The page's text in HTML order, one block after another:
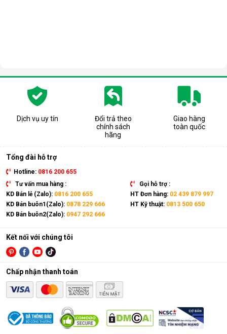
Dịch vụ uy tín
Đổi trả theo
chính sách
hãng
Giao hàng
toàn quốc
Tổng đài hỗ trợ
Hotline: 0816 200 655
Tư vấn mua hàng :
KD Bán lẻ (Zalo): 0816 200 655
KD Bán buôn1(Zalo): 0878 229 666
KD Bán buôn2(Zalo): 0947 292 666
Gọi hỗ trợ :
HT Đơn hàng: 02 439 879 997
HT Kỹ thuật: 0813 500 650
Kết nối với chúng tôi
Chấp nhận thanh toán